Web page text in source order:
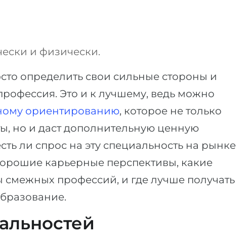
и физически.
определить свои сильные стороны и
Это и к лучшему, ведь можно
ориентированию, которое не только
но и даст дополнительную ценную
ли спрос на эту специальность на рынке
карьерные перспективы, какие
смежных профессий, и где лучше получать